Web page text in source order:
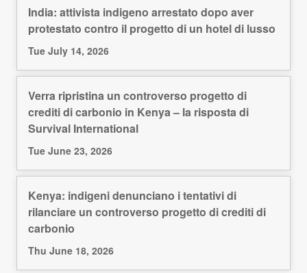
India: attivista indigeno arrestato dopo aver
protestato contro il progetto di un hotel di lusso
Tue July 14, 2026
Verra ripristina un controverso progetto di
crediti di carbonio in Kenya – la risposta di
Survival International
Tue June 23, 2026
Kenya: indigeni denunciano i tentativi di
rilanciare un controverso progetto di crediti di
carbonio
Thu June 18, 2026